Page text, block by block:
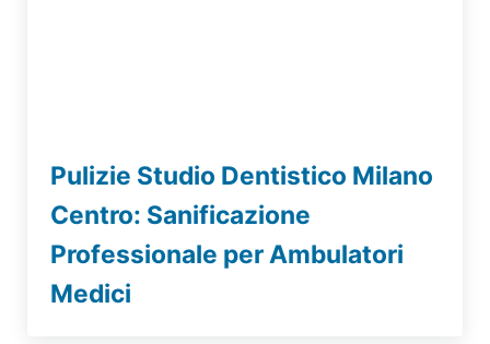
Pulizie Studio Dentistico Milano
Centro: Sanificazione
Professionale per Ambulatori
Medici